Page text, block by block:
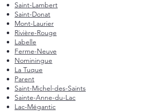
Saint-Lambert
Saint-Donat
Mont-Laurier
Rivière-Rouge
Labelle
Ferme-Neuve
Nominingue
La Tuque
Parent
Saint-Michel-des-Saints
Sainte-Anne-du-Lac
Lac-Mégantic